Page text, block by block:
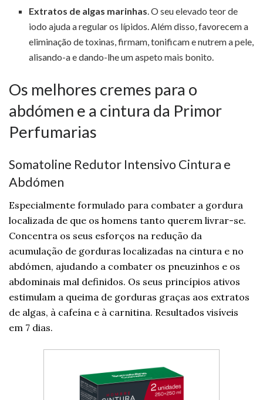
Extratos de algas marinhas. O seu elevado teor de
iodo ajuda a regular os lípidos. Além disso, favorecem a
eliminação de toxinas, firmam, tonificam e nutrem a pele,
alisando-a e dando-lhe um aspeto mais bonito.
Os melhores cremes para o
abdómen e a cintura da Primor
Perfumarias
Somatoline Redutor Intensivo Cintura e
Abdómen
Especialmente formulado para combater a gordura
localizada de que os homens tanto querem livrar-se.
Concentra os seus esforços na redução da
acumulação de gorduras localizadas na cintura e no
abdómen, ajudando a combater os pneuzinhos e os
abdominais mal definidos. Os seus princípios ativos
estimulam a queima de gorduras graças aos extratos
de algas, à cafeína e à carnitina. Resultados visíveis
em 7 dias.